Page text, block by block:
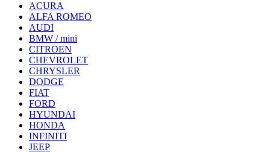
ACURA
ALFA ROMEO
AUDI
BMW / mini
CITROEN
CHEVROLET
CHRYSLER
DODGE
FIAT
FORD
HYUNDAI
HONDA
INFINITI
JEEP